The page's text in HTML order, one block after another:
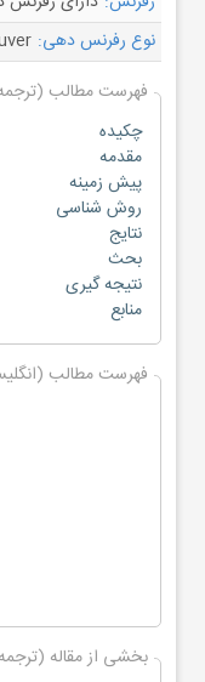
نوع رفرنس دهی:
فهرست مطالب
چکیده
مقدمه
پیش زمینه
روش شناسی
نتایج
بحث
نتیجه گیری
منابع
فهرست مطالب
بخشی از مقاله